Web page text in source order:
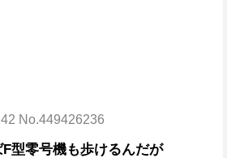
No.449426236
型零号機も歩けるんだが